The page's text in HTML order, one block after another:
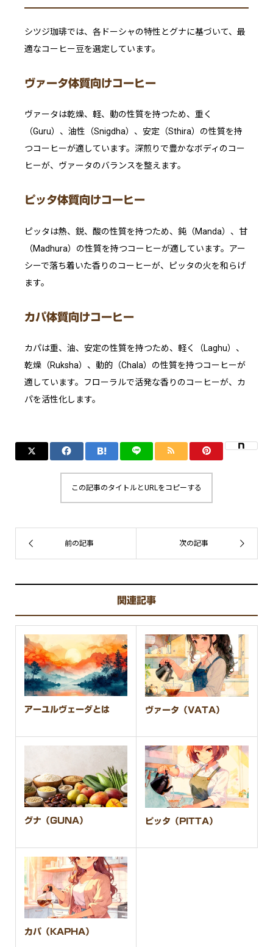
シツジ珈琲では、各ドーシャの特性とグナに基づいて、最
適なコーヒー豆を選定しています。
ヴァータ体質向けコーヒー
ヴァータは乾燥、軽、動の性質を持つため、重く
（Guru）、油性（Snigdha）、安定（Sthira）の性質を持
つコーヒーが適しています。深煎りで豊かなボディのコー
ヒーが、ヴァータのバランスを整えます。
ピッタ体質向けコーヒー
ピッタは熱、鋭、酸の性質を持つため、鈍（Manda）、甘
（Madhura）の性質を持つコーヒーが適しています。アー
シーで落ち着いた香りのコーヒーが、ピッタの火を和らげ
ます。
カパ体質向けコーヒー
カパは重、油、安定の性質を持つため、軽く（Laghu）、
乾燥（Ruksha）、動的（Chala）の性質を持つコーヒーが
適しています。フローラルで活発な香りのコーヒーが、カ
パを活性化します。
この記事のタイトルとURLをコピーする
関連記事
アーユルヴェーダとは ヴァータ（VATA）
グナ（GUNA） ピッタ（PITTA）
カパ（KAPHA）